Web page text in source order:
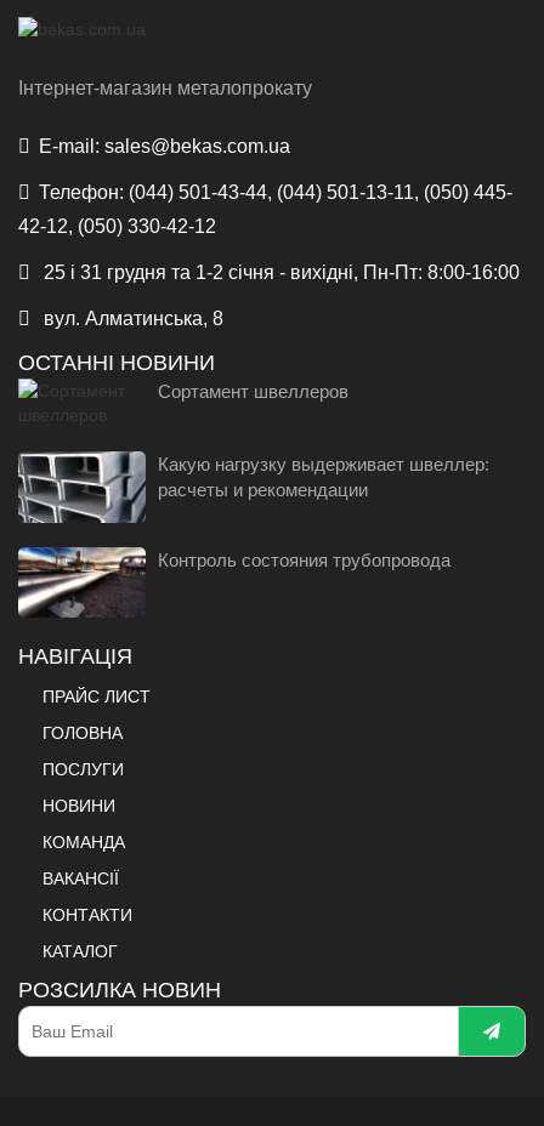
Інтернет-магазин металопрокату
E-mail: sales@bekas.com.ua
Телефон: (044) 501-43-44, (044) 501-13-11, (050) 445-
42-12, (050) 330-42-12
25 і 31 грудня та 1-2 січня - вихідні, Пн-Пт: 8:00-16:00
вул. Алматинська, 8
ОСТАННІ НОВИНИ
Сортамент швеллеров
Какую нагрузку выдерживает швеллер:
расчеты и рекомендации
Контроль состояния трубопровода
НАВІГАЦІЯ
ПРАЙС ЛИСТ
ГОЛОВНА
ПОСЛУГИ
НОВИНИ
КОМАНДА
ВАКАНСІЇ
КОНТАКТИ
КАТАЛОГ
РОЗСИЛКА НОВИН